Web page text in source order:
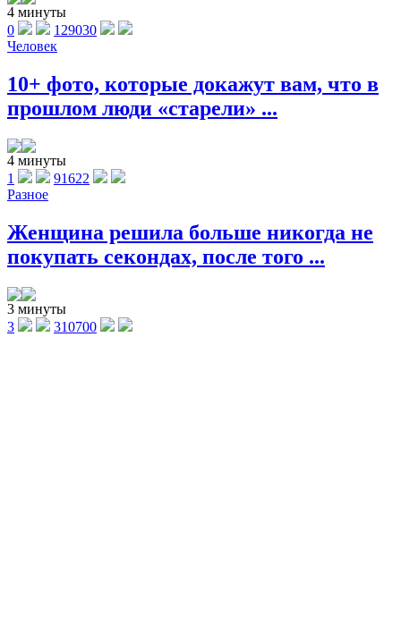
4 минуты
0
129030
Человек
10+ фото, которые докажут вам, что в
прошлом люди «старели» ...
4 минуты
1
91622
Разное
Женщина решила больше никогда не
покупать секондах, после того ...
3 минуты
3
310700